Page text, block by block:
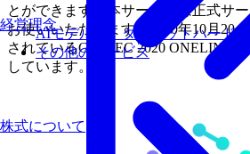
経営理念
AIモデルを、ターゲットハード
その他のサービス
株式について
とができます。本サービスは正式サ
お使いいただけます。2020年10月20
されているCEATEC 2020 ONELINE
しています。